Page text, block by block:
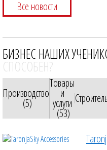
Все новости
БИЗНЕС НАШИХ
СПОСОБЕН?
Производство
(5)
Товары
и
услуги
(53)